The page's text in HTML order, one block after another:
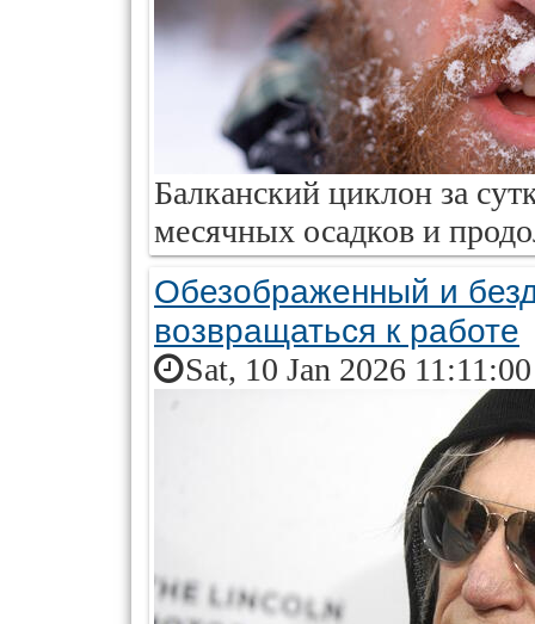
Балканский циклон за
месячных осадков и
Обезображенный и
возвращаться к работе
Sat, 10 Jan 2026